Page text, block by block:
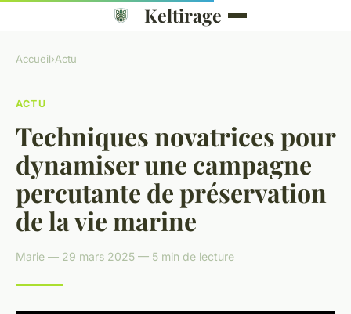
Keltirage
Accueil›Actu
ACTU
Techniques novatrices pour
dynamiser une campagne
percutante de préservation
de la vie marine
Marie — 29 mars 2025 — 5 min de lecture